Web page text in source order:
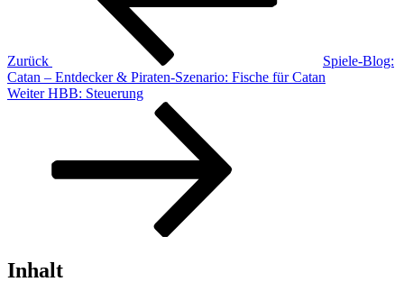
Zurück
Spiele-Blog:
Catan – Entdecker & Piraten-Szenario: Fische für Catan
Nächster
Weiter HBB: Steuerung
Inhalt